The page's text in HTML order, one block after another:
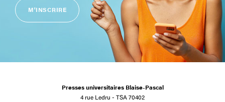
M'INSCRIRE
Presses universitaires Blaise-Pascal
4 rue Ledru - TSA 70402